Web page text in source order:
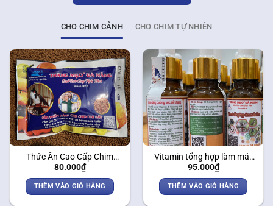
CHO CHIM CẢNH CHO CHIM TỰ NHIÊN
Thức Ăn Cao Cấp Chim
Chào Mào – Cám Thi Đấu
80.000₫
THÊM VÀO GIỎ HÀNG
Vitamin tổng hợp làm mát
chim
95.000₫
THÊM VÀO GIỎ HÀNG